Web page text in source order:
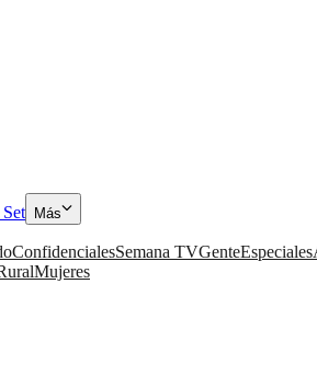
Set Más
ConfidencialesSemana TVGenteEspeciales
Mujeres